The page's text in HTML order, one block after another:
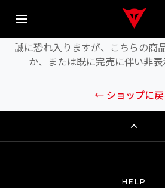
商品が見つかり
誠に恐れ入りますが、こちらの商
か、または既に完売に伴い非表
← ショップに戻
HELP